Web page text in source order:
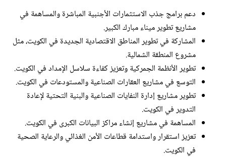
دعم برامج جذب الاستثمارات الأجنبية المباشرة والمساهمة في
مشاريع تطوير ميناء مبارك الكبير.
المشاركة في تطوير المناطق الاقتصادية الجديدة في الكويت، مثل
مشروع المنطقة الشمالية.
تطوير الأنظمة الجمركية وتعزيز كفاءة سلاسل الإمداد في الكويت.
التوسع في مشاريع العقارات الصناعية والمستودعات في الكويت.
تطوير مشاريع إدارة النفايات الصناعية والبنية التحتية لإعادة
التدوير في الكويت.
المساهمة في مشاريع إنشاء مراكز البيانات الكبرى في الكويت.
تعزيز استقرار واستدامة قطاعات الأمن الغذائي والرعاية الصحية
في الكويت.